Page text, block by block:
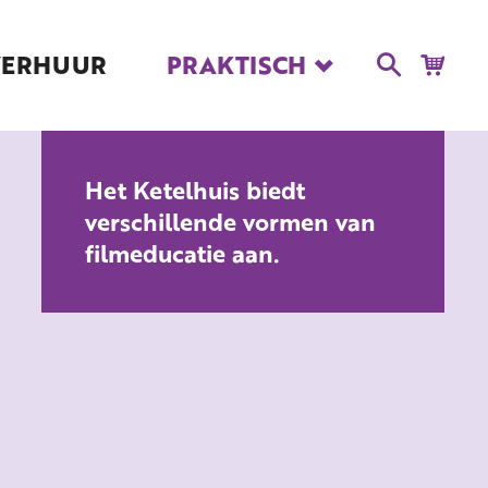
PRAKTISCH
Blog
Educatie
Kaartverkoop en
Tarieven
Het Ketelhuis biedt
verschillende vormen van
filmeducatie aan.